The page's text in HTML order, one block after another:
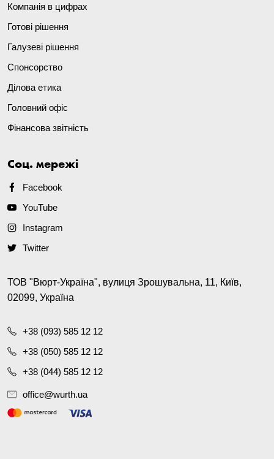
Компанія в цифрах
Готові рішення
Галузеві рішення
Спонсорство
Ділова етика
Головний офіс
Фінансова звітність
Соц. мережі
Facebook
YouTube
Instagram
Twitter
ТОВ "Вюрт-Україна", вулиця Зрошувальна, 11, Київ,
02099, Україна
+38 (093) 585 12 12
+38 (050) 585 12 12
+38 (044) 585 12 12
office@wurth.ua